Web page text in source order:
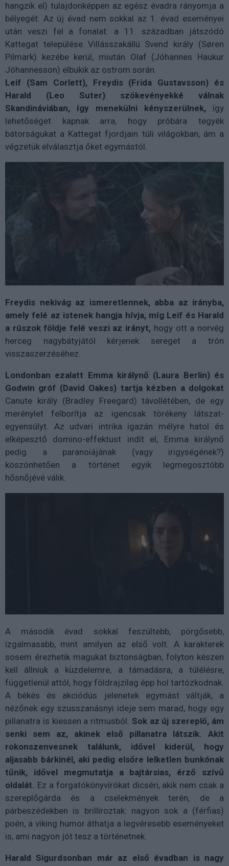
hangzik el) tulajdonképpen az egész évadra rányomja a
bélyegét. Az új évad nem sokkal az 1. évad eseményei
után veszi fel a fonalat: a 11. században játszódó
Kattegat települése Villásszakállú Svend király (Søren
Pilmark) kezébe kerül, miután Olaf (Jóhannes Haukur
Jóhannesson) elbukik az ostrom során.
Leif (Sam Corlett), Freydis (Frida Gustavsson) és
Harald (Leo Suter) szökevényekké válnak
Skandináviában, így menekülni kényszerülnek, így
lehetőséget kapnak arra, hogy próbára tegyék
bátorságukat a Kattegat fjordjain túli világokban, ám a
végzetük elválasztja őket egymástól.
Freydis nekivág az ismeretlennek, abba az irányba,
amely felé az istenek hangja hívja, míg Leif és Harald
a rúszok földje felé veszi az irányt, hogy ott a norvég
herceg nagybátyjától kérjenek sereget a trón
visszaszerzéséhez.
Londonban ezalatt Emma királynő (Laura Berlin) és
Godwin gróf (David Oakes) tartja kézben a dolgokat
Canute király (Bradley Freegard) távollétében, de egy
merénylet felborítja az igencsak törékeny látszat-
egyensúlyt. Az udvari intrika igazán mélyre hatol és
elképesztő domino-effektust indít el, Emma királynő
pedig a paranoiájának (vagy irigységének?)
köszönhetően a történet egyik legmegosztóbb
hősnőjévé válik.
A második évad sokkal feszültebb, pörgősebb,
izgalmasabb, mint amilyen az első volt. A karakterek
sosem érezhetik magukat biztonságban, folyton készen
kell állniuk a küzdelemre, a támadásra, a túlélésre,
függetlenül attól, hogy földrajzilag épp hol tartózkodnak.
A békés és akciódús jelenetek egymást váltják, a
nézőnek egy szusszanásnyi ideje sem marad, hogy egy
pillanatra is kiessen a ritmusból. Sok az új szereplő, ám
senki sem az, akinek első pillanatra látszik. Akit
rokonszenvesnek találunk, idővel kiderül, hogy
aljasabb bárkinél, aki pedig elsőre lelketlen bunkónak
tűnik, idővel megmutatja a bajtársias, érző szívű
oldalát. Ez a forgatókönyvírókat dicséri, akik nem csak a
szereplőgárda és a cselekmények terén, de a
párbeszédekben is brillíroztak: nagyon sok a (férfias)
poén, a viking humor áthatja a legvéresebb eseményeket
is, ami nagyon jót tesz a történetnek.
Harald Sigurdsonban már az első évadban is nagy